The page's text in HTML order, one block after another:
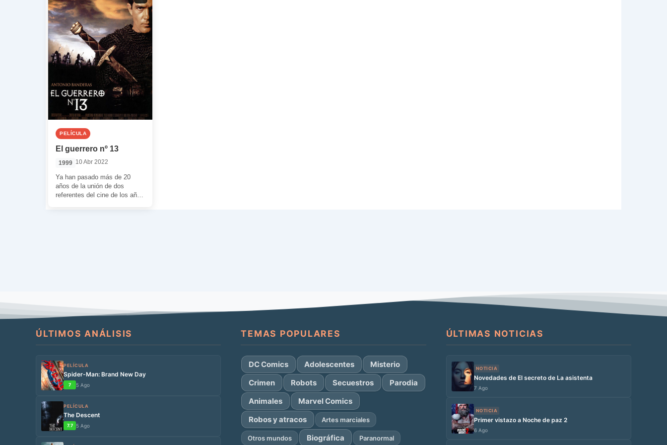
PELÍCULA
El guerrero nº 13
1999 10 Abr 2022
Ya han pasado más de 20
años de la unión de dos
referentes del cine de los años
ÚLTIMOS ANÁLISIS
PELÍCULA
Spider-Man: Brand New Day
7 5 Ago
PELÍCULA
The Descent
7.7 5 Ago
TEMAS POPULARES
DC Comics Adolescentes
Misterio
Crimen
Robots Secuestros
Parodia
Animales
Marvel Comics
Robos y atracos
Artes marciales
Otros mundos Biográfica Paranormal
ÚLTIMAS NOTICIAS
NOTICIA
Novedades de El secreto de La asistenta
7 Ago
NOTICIA
Primer vistazo a Noche de paz 2
6 Ago